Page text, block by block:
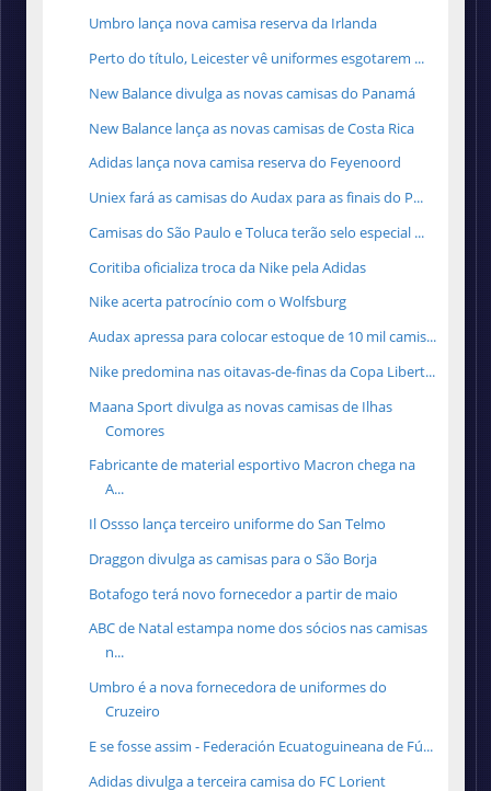
Umbro lança nova camisa reserva da Irlanda
Perto do título, Leicester vê uniformes esgotarem ...
New Balance divulga as novas camisas do Panamá
New Balance lança as novas camisas de Costa Rica
Adidas lança nova camisa reserva do Feyenoord
Uniex fará as camisas do Audax para as finais do P...
Camisas do São Paulo e Toluca terão selo especial ...
Coritiba oficializa troca da Nike pela Adidas
Nike acerta patrocínio com o Wolfsburg
Audax apressa para colocar estoque de 10 mil camis...
Nike predomina nas oitavas-de-finas da Copa Libert...
Maana Sport divulga as novas camisas de Ilhas
Comores
Fabricante de material esportivo Macron chega na
A...
Il Ossso lança terceiro uniforme do San Telmo
Draggon divulga as camisas para o São Borja
Botafogo terá novo fornecedor a partir de maio
ABC de Natal estampa nome dos sócios nas camisas
n...
Umbro é a nova fornecedora de uniformes do
Cruzeiro
E se fosse assim - Federación Ecuatoguineana de Fú...
Adidas divulga a terceira camisa do FC Lorient